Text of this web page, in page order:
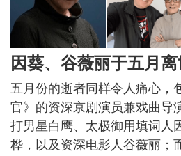
因葵、谷薇丽于五月
五月份的逝者同样令人痛心，
官》的资深京剧演员兼戏曲导
打男星白鹰、太极御用填词人
桦，以及资深电影人谷薇丽；